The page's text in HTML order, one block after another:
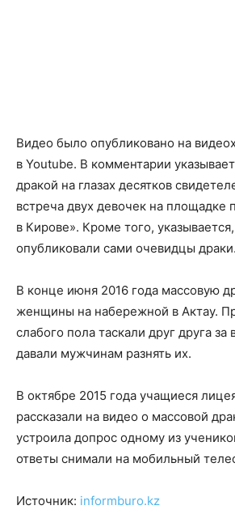
Видео было опубликовано на
в Youtube. В комментарии
дракой на глазах десятков
встреча двух девочек на площадке
в Кирове». Кроме того,
опубликовали сами очевидцы драки.
В конце июня 2016 года массовую
женщины на набережной в Актау.
слабого пола таскали друг друга за
давали мужчинам разнять их.
В октябре 2015 года учащиеся
рассказали на видео о массовой
устроила допрос одному из
ответы снимали на мобильный
Источник: informburo.kz